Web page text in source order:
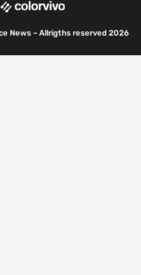
m
News – Allrigths reserved 2026